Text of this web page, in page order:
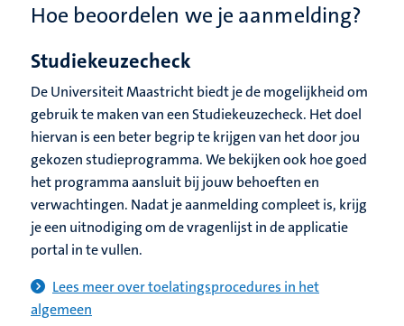
Hoe beoordelen we je aanmelding?
Studiekeuzecheck
De Universiteit Maastricht biedt je de mogelijkheid om
gebruik te maken van een Studiekeuzecheck. Het doel
hiervan is een beter begrip te krijgen van het door jou
gekozen studieprogramma. We bekijken ook hoe goed
het programma aansluit bij jouw behoeften en
verwachtingen. Nadat je aanmelding compleet is, krijg
je een uitnodiging om de vragenlijst in de applicatie
portal in te vullen.
Lees meer over toelatingsprocedures in het
algemeen